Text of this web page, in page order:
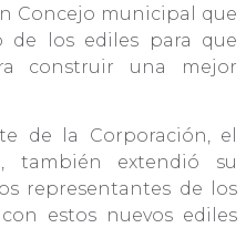
Concejo municipal que
de los ediles para que
construir una mejor
de la Corporación, el
también extendió su
representantes de los
estos nuevos ediles